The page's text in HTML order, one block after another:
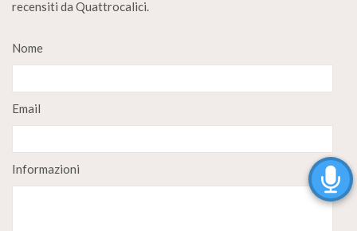
recensiti da Quattrocalici.
Nome
Email
Informazioni